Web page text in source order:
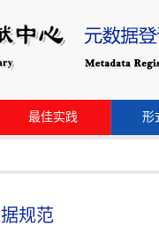
最佳实践 形
规范